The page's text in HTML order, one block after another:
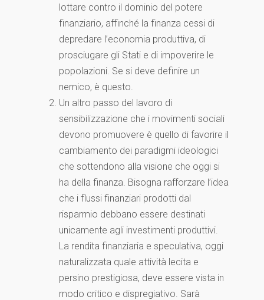
lottare contro il dominio del potere
finanziario, affinché la finanza cessi di
depredare l’economia produttiva, di
prosciugare gli Stati e di impoverire le
popolazioni. Se si deve definire un
nemico, è questo.
Un altro passo del lavoro di
sensibilizzazione che i movimenti sociali
devono promuovere è quello di favorire il
cambiamento dei paradigmi ideologici
che sottendono alla visione che oggi si
ha della finanza. Bisogna rafforzare l’idea
che i flussi finanziari prodotti dal
risparmio debbano essere destinati
unicamente agli investimenti produttivi.
La rendita finanziaria e speculativa, oggi
naturalizzata quale attività lecita e
persino prestigiosa, deve essere vista in
modo critico e dispregiativo. Sarà